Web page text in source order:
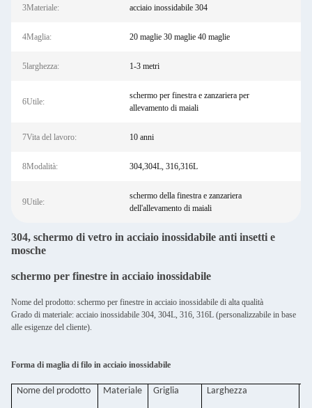
3Materiale: acciaio inossidabile 304
4Maglia: 20 maglie 30 maglie 40 maglie
5larghezza: 1-3 metri
6Utile:
schermo per finestra e zanzariera per
allevamento di maiali
7Vita del lavoro: 10 anni
8Modalità: 304,304L, 316,316L
9Utile:
schermo della finestra e zanzariera
dell'allevamento di maiali
304, schermo di vetro in acciaio inossidabile anti insetti e
mosche
schermo per finestre in acciaio inossidabile
Nome del prodotto: schermo per finestre in acciaio inossidabile di alta qualità
Grado di materiale: acciaio inossidabile 304, 304L, 316, 316L (personalizzabile in base
alle esigenze del cliente).
Forma di maglia di filo in acciaio inossidabile
Nome del prodotto Materiale Griglia Larghezza